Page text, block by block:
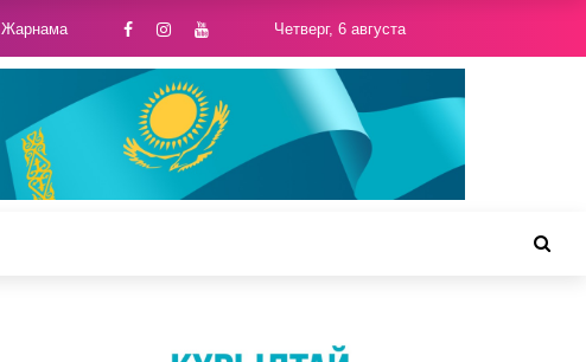
Жарнама Четверг, 6 августа